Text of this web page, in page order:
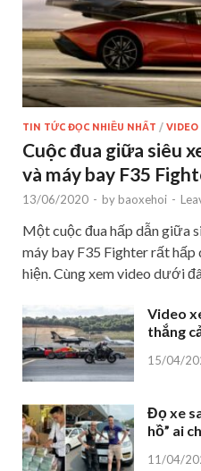
TIN TỨC ĐỌC NHIỀU NHẤT / VIDEO
Cuộc đua giữa siêu
và máy bay F35
13/06/2020 - by baoxehoi -
Một cuộc đua hấp dẫn giữa
máy bay F35 Fighter rất hấp
hiện. Cùng xem video dưới
Video
thắng
15/04/
Đọ xe
hồ” ai
11/04/